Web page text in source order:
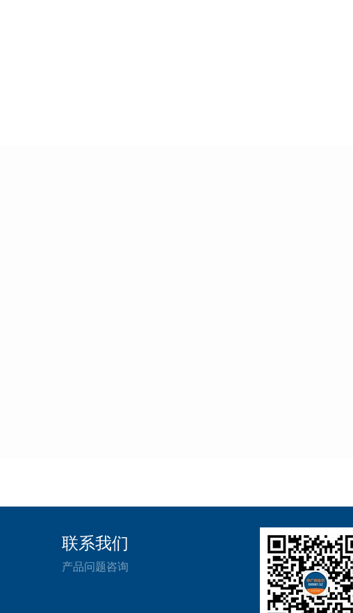
联系我们
产品问题咨询